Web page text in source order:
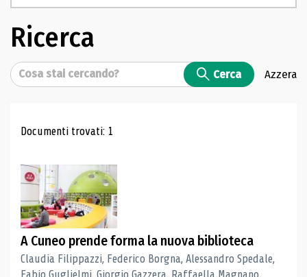
Ricerca
Cerca Cerca Azzera
Risultati di ricerca
Documenti trovati: 1
A Cuneo prende forma la nuova biblioteca
Claudia Filippazzi, Federico Borgna, Alessandro Spedale,